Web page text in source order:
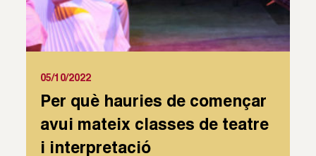
05/10/2022
Per què hauries de començar
avui mateix classes de teatre
i interpretació